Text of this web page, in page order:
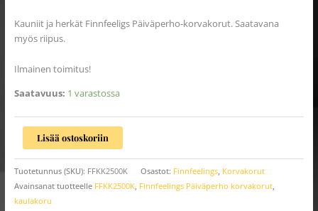
Kauniit ja herkät Finnfeeligs Päiväperho-korvakorut. Saatavana
myös riipus.
Ilmainen toimitus!
Saatavuus: 1 varastossa
Lisää ostoskoriin
Tuotetunnus (SKU): FFKK2500K Osastot: Finnfeelings, Korvakorut
Avainsanat tuotteelle FFKK2500K, Finnfeelings Päiväperho korvakorut,
kaulakoru